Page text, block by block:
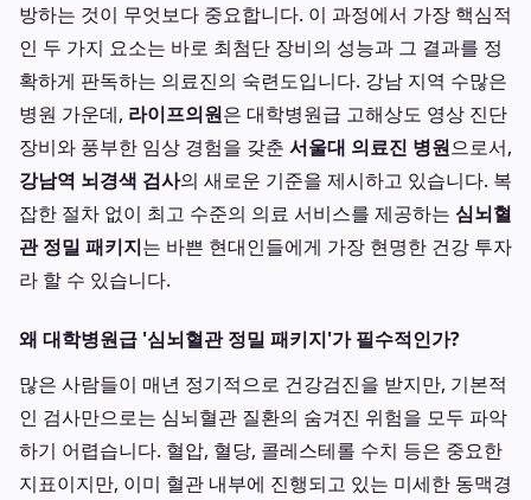
방하는 것이 무엇보다 중요합니다. 이 과정에서 가장 핵심적
인 두 가지 요소는 바로 최첨단 장비의 성능과 그 결과를 정
확하게 판독하는 의료진의 숙련도입니다. 강남 지역 수많은
병원 가운데, 라이프의원은 대학병원급 고해상도 영상 진단
장비와 풍부한 임상 경험을 갖춘 서울대 의료진 병원으로서,
강남역 뇌경색 검사의 새로운 기준을 제시하고 있습니다. 복
잡한 절차 없이 최고 수준의 의료 서비스를 제공하는 심뇌혈
관 정밀 패키지는 바쁜 현대인들에게 가장 현명한 건강 투자
라 할 수 있습니다.
왜 대학병원급 '심뇌혈관 정밀 패키지'가 필수적인가?
많은 사람들이 매년 정기적으로 건강검진을 받지만, 기본적
인 검사만으로는 심뇌혈관 질환의 숨겨진 위험을 모두 파악
하기 어렵습니다. 혈압, 혈당, 콜레스테롤 수치 등은 중요한
지표이지만, 이미 혈관 내부에 진행되고 있는 미세한 동맥경